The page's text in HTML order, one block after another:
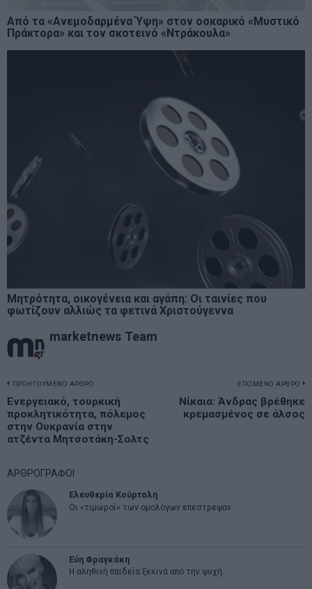
Από τα «Ανεμοδαρμένα Ύψη» στον οσκαρικό «Μυστικό
Πράκτορα» και τον σκοτεινό «Ντράκουλα»
Μητρότητα, οικογένεια και αγάπη: Οι ταινίες που
φωτίζουν αλλιώς τα φετινά Χριστούγεννα
marketnews Team
Πλοήγηση
άρθρων
ΠΡΟΗΓΟΥΜΕΝΟ ΑΡΘΡΟ
Previous
post:
Ενεργειακό, τουρκική
προκλητικότητα, πόλεμος
στην Ουκρανία στην
ατζέντα Μητσοτάκη-Σολτς
ΕΠΟΜΕΝΟ ΑΡΘΡΟ
Νίκαια: Άνδρας βρέθηκε
κρεμασμένος σε άλσος
ΑΡΘΡΟΓΡΑΦΟΙ
Ελευθερία Κούρταλη
Οι «τιμωροί» των ομολόγων επέστρεψαν
Εύη Φραγκάκη
Η αληθινή παιδεία ξεκινά από την ψυχή…